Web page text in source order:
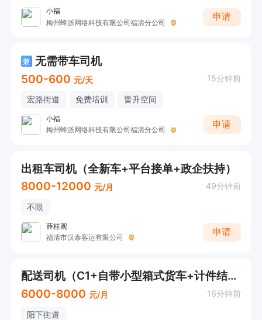
小福
梅州蜂派网络科技有限公司福清分公司
申请
兼 无需带车司机
500-600 元/天 15分钟前
宏路街道 免费培训 晋升空间
小福
梅州蜂派网络科技有限公司福清分公司
申请
出租车司机（全新车+平台接单+政企扶持）
8000-12000 元/月 49分钟前
不限
薛桂观
福清市汉泰客运有限公司
申请
配送司机（C1+自带小型箱式货车+计件结算）
6000-8000 元/月 16分钟前
阳下街道